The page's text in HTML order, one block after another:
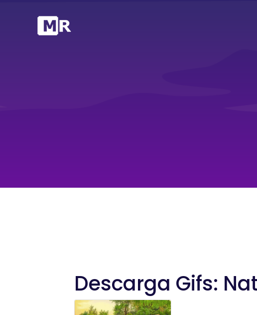
Descarga Gifs: